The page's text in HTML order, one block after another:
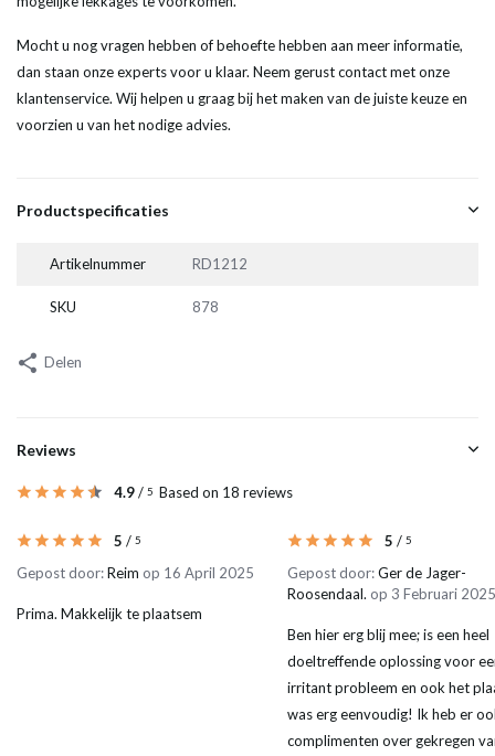
Mocht u nog vragen hebben of behoefte hebben aan meer informatie,
dan staan onze experts voor u klaar. Neem gerust contact met onze
klantenservice. Wij helpen u graag bij het maken van de juiste keuze en
voorzien u van het nodige advies.
Productspecificaties
Artikelnummer RD1212
SKU 878
Delen
Reviews
4.9/ 5 Based on 18 reviews
5 / 5
Gepost door:Reim op 16 April 2025
Prima. Makkelijk te plaatsem
5 / 5
Gepost door:Ger de Jager-
Roosendaal. op 3 Februari 2025
Ben hier erg blij mee; is een heel
doeltreffende oplossing voor
irritant probleem en ook het
was erg eenvoudig! Ik heb er
complimenten over gekregen